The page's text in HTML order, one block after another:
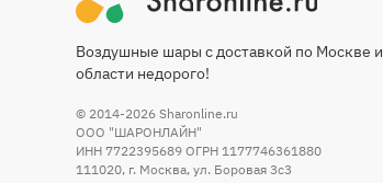
Воздушные шары с доставкой по Москве и
области недорого!
© 2014-2026 Sharonline.ru
ООО "ШАРОНЛАЙН"
ИНН 7722395689 ОГРН 1177746361880
111020, г. Москва, ул. Боровая 3c3